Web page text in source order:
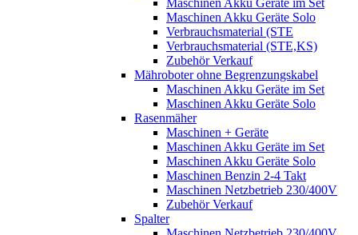
Maschinen Akku Geräte im Set
Maschinen Akku Geräte Solo
Verbrauchsmaterial (STE
Verbrauchsmaterial (STE,KS)
Zubehör Verkauf
Mähroboter ohne Begrenzungskabel
Maschinen Akku Geräte im Set
Maschinen Akku Geräte Solo
Rasenmäher
Maschinen + Geräte
Maschinen Akku Geräte im Set
Maschinen Akku Geräte Solo
Maschinen Benzin 2-4 Takt
Maschinen Netzbetrieb 230/400V
Zubehör Verkauf
Spalter